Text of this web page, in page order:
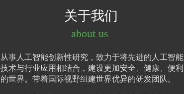
关于我们
about us
从事人工智能创新性研究，致力于将先进的人工智能
技术与行业应用相结合，建设更加安全、健康、便利
的世界。带着国际视野组建世界优异的研发团队。